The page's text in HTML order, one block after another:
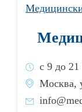
с 9 до
Москва,